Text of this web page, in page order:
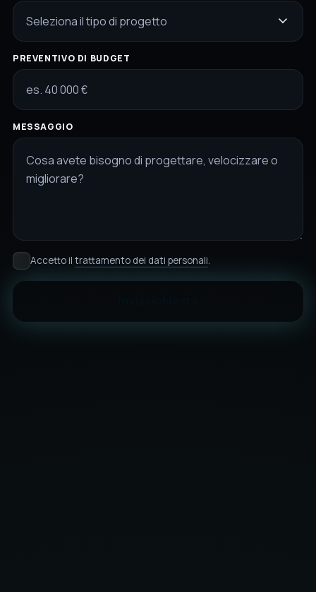
Seleziona il tipo di progetto
PREVENTIVO DI BUDGET
MESSAGGIO
Accetto il trattamento dei dati personali.